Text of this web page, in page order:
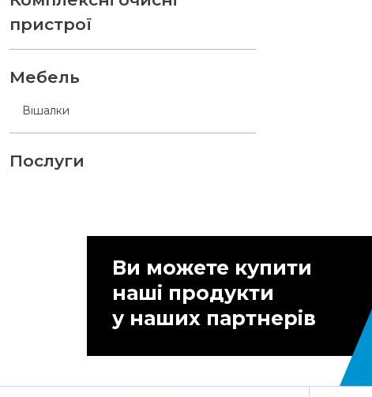
пристрої
Мебель
Вішалки
Послуги
Ви можете купити
наші продукти
у наших партнерів